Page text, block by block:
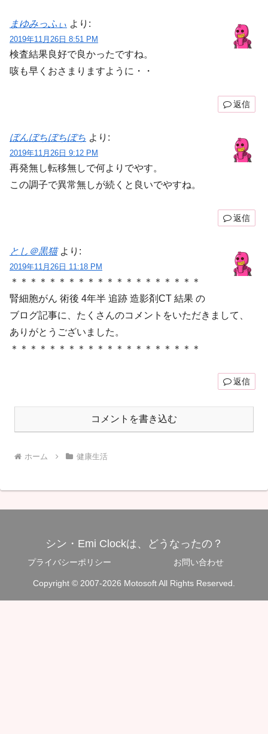
まゆみっふぃ より:
2019年11月26日 8:51 PM
検査結果良好で良かったですね。
咳も早くおさまりますように・・
返信
ぼんぼちぼちぼち より:
2019年11月26日 9:12 PM
再発無し転移無しで何よりでやす。
この調子で異常無しが続くと良いでやすね。
返信
とし＠黒猫 より:
2019年11月26日 11:18 PM
＊＊＊＊＊＊＊＊＊＊＊＊＊＊＊＊＊＊＊＊
腎細胞がん 術後 4年半 追跡 造影剤CT 結果 の
ブログ記事に、たくさんのコメントをいただきまして、
ありがとうございました。
＊＊＊＊＊＊＊＊＊＊＊＊＊＊＊＊＊＊＊＊
返信
コメントを書き込む
ホーム 健康生活
シン・Emi Clockは、どうなったの？
プライバシーポリシー お問い合わせ
Copyright © 2007-2026 Motosoft All Rights Reserved.